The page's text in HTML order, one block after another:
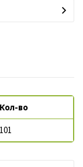
Кол-во
101